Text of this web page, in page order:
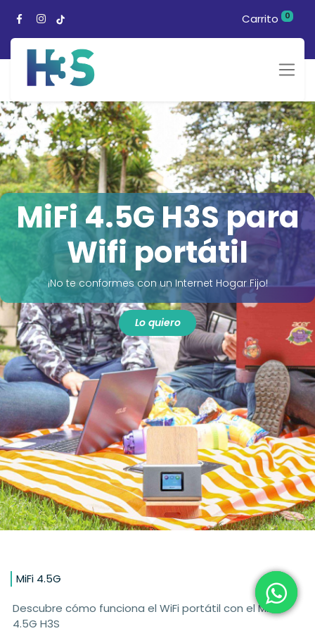
Carrito 0
MiFi 4.5G H3S para
Wifi portátil
¡No te conformes con un Internet Hogar Fijo!
Lo quiero
MiFi 4.5G
Descubre cómo funciona el WiFi portátil con el MiFi
4.5G H3S